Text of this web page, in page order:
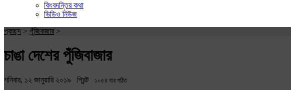
কিংবদন্তির কথা
ভিডিও নিউজ
প্রচ্ছদ > পুঁজিবাজার >
চাঙা দেশের পুঁজিবাজার
শনিবার, ১২ জানুয়ারি ২০১৯ প্রিন্ট ১০৫৪ বার পঠিত